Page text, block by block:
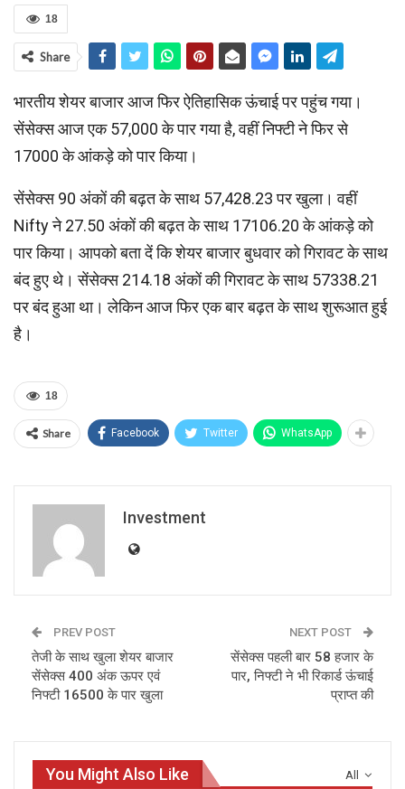
18
Share
भारतीय शेयर बाजार आज फि‍र ऐतिहासिक ऊंचाई पर पहुंच गया।
सेंसेक्स आज एक 57,000 के पार गया है, वहीं निफ्‍टी ने फि‍र से
17000 के आंकड़े को पार किया।
सेंसेक्स 90 अंकों की बढ़त के साथ 57,428.23 पर खुला। वहीं
Nifty ने 27.50 अंकों की बढ़त के साथ 17106.20 के आंकड़े को
पार किया। आपको बता दें कि शेयर बाजार बुधवार को गिरावट के साथ
बंद हुए थे। सेंसेक्स 214.18 अंकों की गिरावट के साथ 57338.21
पर बंद हुआ था। लेकिन आज फ‍िर एक बार बढ़त के साथ शुरूआत हुई
है।
18
Share Facebook Twitter WhatsApp
Investment
PREV POST
तेजी के साथ खुला शेयर बाजार
सेंसेक्‍स 400 अंक ऊपर एवं
निफ्टी 16500 के पार खुला
NEXT POST
सेंसेक्‍स पहली बार 58 हजार के
पार, निफ्टी ने भी रिकार्ड ऊंचाई
प्राप्‍त की
All
You Might Also Like